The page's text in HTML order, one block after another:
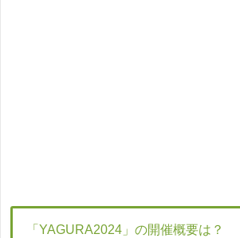
「YAGURA2024」の開催概要は？